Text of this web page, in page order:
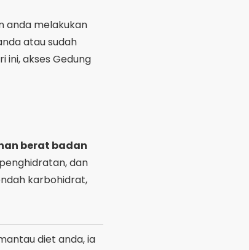
karbohidrat,
diet anda, ia
perkara
Aplikasi ini
atlet. Ia sesuai